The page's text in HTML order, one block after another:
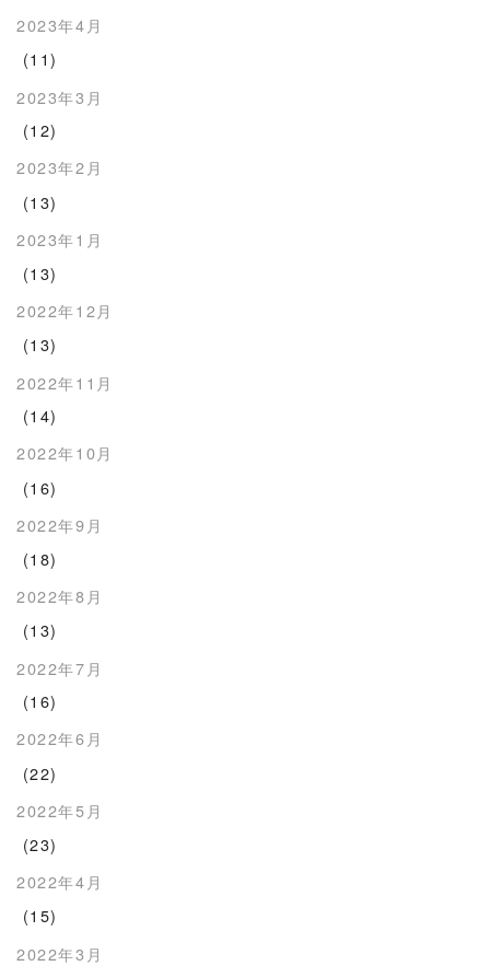
2023年4月
(11)
2023年3月
(12)
2023年2月
(13)
2023年1月
(13)
2022年12月
(13)
2022年11月
(14)
2022年10月
(16)
2022年9月
(18)
2022年8月
(13)
2022年7月
(16)
2022年6月
(22)
2022年5月
(23)
2022年4月
(15)
2022年3月